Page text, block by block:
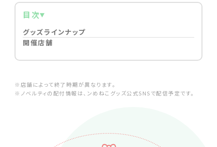
目次
グッズラインナップ
開催店舗
※店舗によって終了時期が異なります。
※ノベルティの配付情報は、ンめねこグッズ公式SNSで配信予定です。